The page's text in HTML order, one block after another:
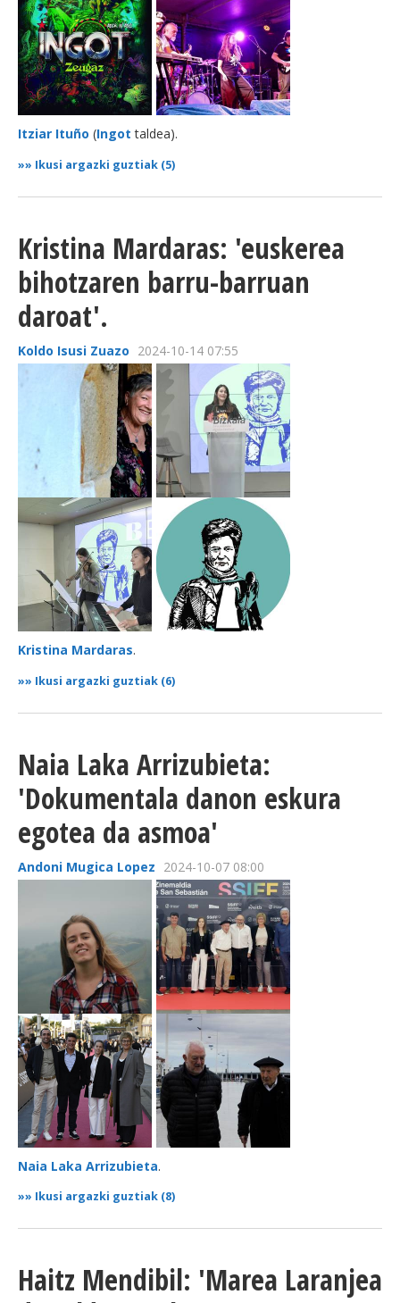
Itziar Ituño (Ingot taldea).
»» Ikusi argazki guztiak (5)
Kristina Mardaras: 'euskerea
bihotzaren barru-barruan
daroat'.
Koldo Isusi Zuazo 2024-10-14 07:55
Kristina Mardaras.
»» Ikusi argazki guztiak (6)
Naia Laka Arrizubieta:
'Dokumentala danon eskura
egotea da asmoa'
Andoni Mugica Lopez 2024-10-07 08:00
Naia Laka Arrizubieta.
»» Ikusi argazki guztiak (8)
Haitz Mendibil: 'Marea Laranjea